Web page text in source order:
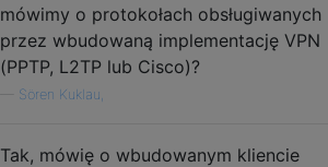
mówimy o protokołach obsługiwanych
przez wbudowaną implementację VPN
(PPTP, L2TP lub Cisco)?
Sören Kuklau,
Tak, mówię o wbudowanym kliencie